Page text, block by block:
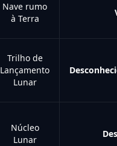
Nave rumo
à Terra
Trilho de
Lançamento
Lunar
Núcleo
Lunar